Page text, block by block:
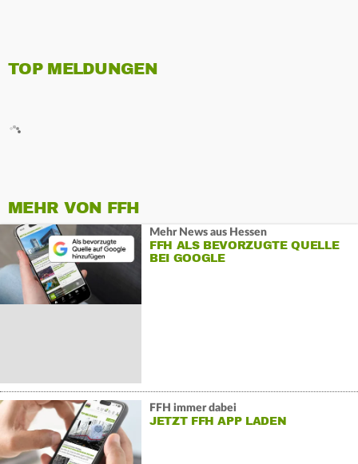
TOP MELDUNGEN
MEHR VON FFH
Mehr News aus Hessen
FFH ALS BEVORZUGTE QUELLE
BEI GOOGLE
FFH immer dabei
JETZT FFH APP LADEN